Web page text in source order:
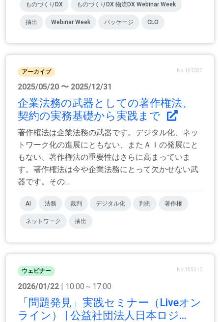
ものづくりDX ものづくりDX 物流DX Webinar Week
抽出 Webinar Week パッケージ CLO
アーカイブ No.154387
2025/05/20 〜 2025/12/31
企業法務の武器としての著作権法、
契約の実務基礎から実践まで
著作権法は企業法務の武器です。デジタル化、ネッ
トワーク化の進展にともない、またＡＩの発展にと
もない、著作権法の重要性はさらに高まっていま
す。著作権法は今や企業法務にとって欠かせない武
器です。その...
AI 法務 裁判 デジタル化 判例 著作権
ネットワーク 抽出
ウェビナー No.155210
2026/01/22 | 10:00～17:00
「問題発見」実践セミナー（Liveオン
ライン） | 公益社団法人日本ロジ...